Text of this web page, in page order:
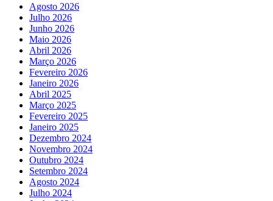
Agosto 2026
Julho 2026
Junho 2026
Maio 2026
Abril 2026
Março 2026
Fevereiro 2026
Janeiro 2026
Abril 2025
Março 2025
Fevereiro 2025
Janeiro 2025
Dezembro 2024
Novembro 2024
Outubro 2024
Setembro 2024
Agosto 2024
Julho 2024